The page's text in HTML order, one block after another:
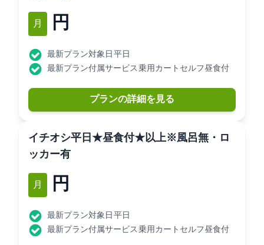
12月 7,300円
最新プラン対象日: 平日
最新プラン付属サービス: 乗用カートセルフ昼食付
プランの詳細を見る
[イチオシ]平日★昼食付★3B以上※風呂無・ロ
ッカー有
12月 8,180円
最新プラン対象日: 平日
最新プラン付属サービス: 乗用カートセルフ昼食付